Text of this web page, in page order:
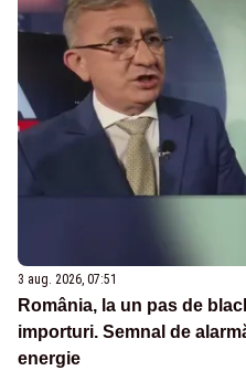
3 aug. 2026, 07:51
România, la un pas de
importuri. Semnal de
energie